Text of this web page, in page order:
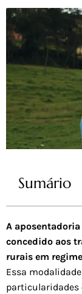
Sumário
A
concedido aos
rurais em
Essa
particularidades